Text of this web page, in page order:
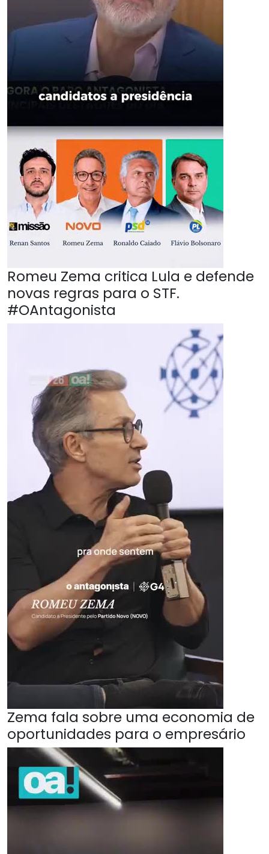
Romeu Zema critica Lula e defende
novas regras para o STF.
#OAntagonista
Zema fala sobre uma economia de
oportunidades para o empresário